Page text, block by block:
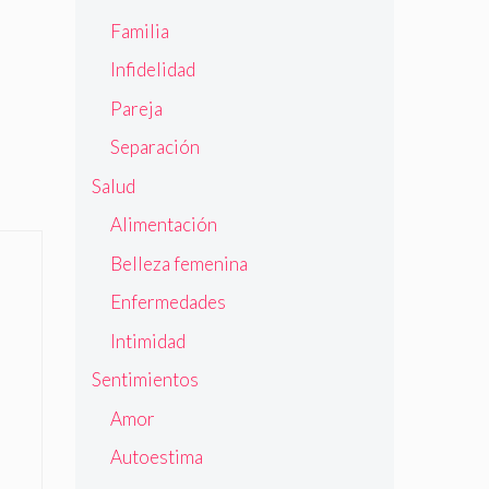
Familia
Infidelidad
Pareja
Separación
Salud
Alimentación
Belleza femenina
Enfermedades
Intimidad
Sentimientos
Amor
Autoestima